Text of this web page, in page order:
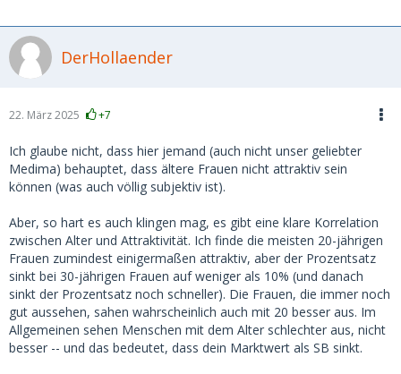
DerHollaender
22. März 2025 +7
Ich glaube nicht, dass hier jemand (auch nicht unser geliebter
Medima) behauptet, dass ältere Frauen nicht attraktiv sein
können (was auch völlig subjektiv ist).
Aber, so hart es auch klingen mag, es gibt eine klare Korrelation
zwischen Alter und Attraktivität. Ich finde die meisten 20-jährigen
Frauen zumindest einigermaßen attraktiv, aber der Prozentsatz
sinkt bei 30-jährigen Frauen auf weniger als 10% (und danach
sinkt der Prozentsatz noch schneller). Die Frauen, die immer noch
gut aussehen, sahen wahrscheinlich auch mit 20 besser aus. Im
Allgemeinen sehen Menschen mit dem Alter schlechter aus, nicht
besser -- und das bedeutet, dass dein Marktwert als SB sinkt.